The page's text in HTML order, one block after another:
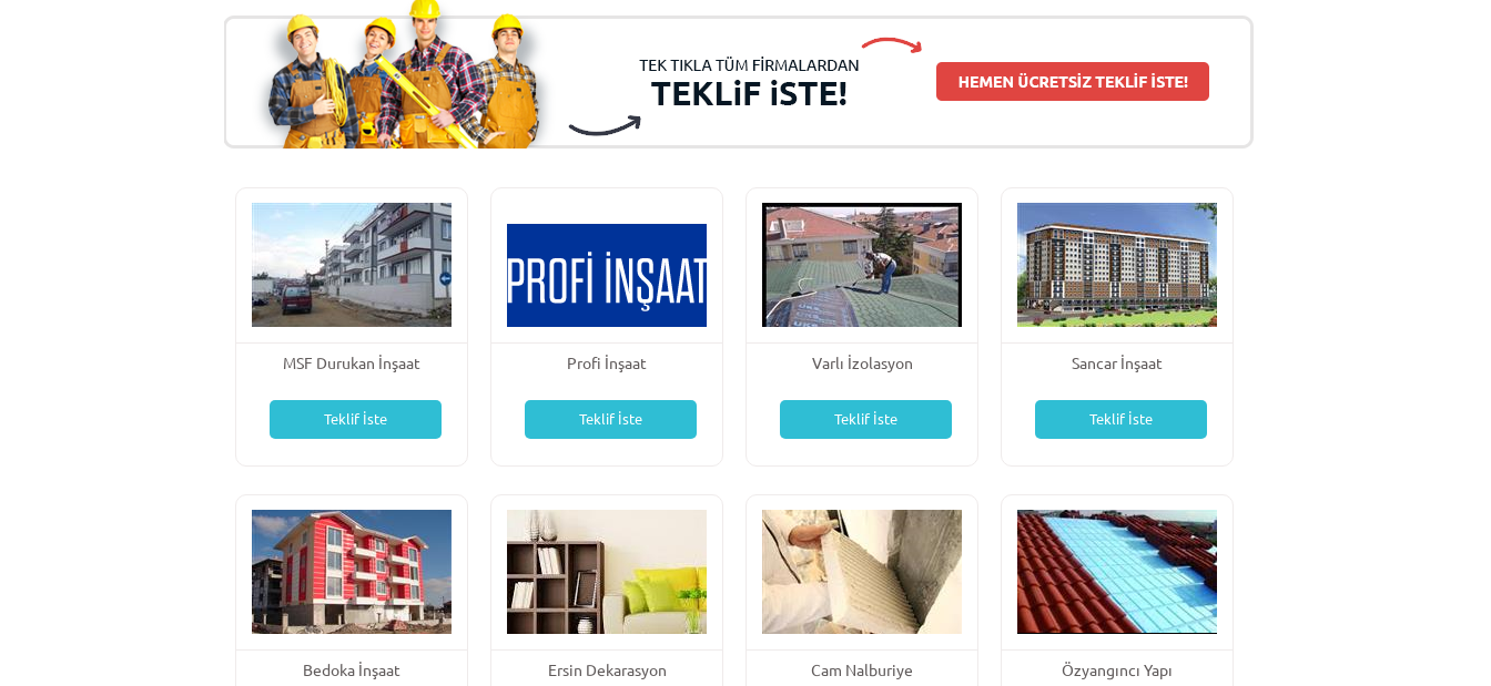
MSF Durukan İnşaat
Teklif İste
Profi İnşaat
Teklif İste
Varlı İzolasyon
Teklif İste
Sancar İnşaat
Teklif İste
Bedoka İnşaat Ersin Dekarasyon Cam Nalburiye
Özyangıncı Yapı